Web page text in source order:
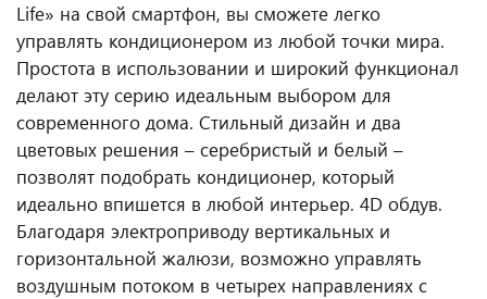
Life» на свой смартфон, вы сможете легко
управлять кондиционером из любой точки мира.
Простота в использовании и широкий функционал
делают эту серию идеальным выбором для
современного дома. Стильный дизайн и два
цветовых решения – серебристый и белый –
позволят подобрать кондиционер, который
идеально впишется в любой интерьер. 4D обдув.
Благодаря электроприводу вертикальных и
горизонтальной жалюзи, возможно управлять
воздушным потоком в четырех направлениях с